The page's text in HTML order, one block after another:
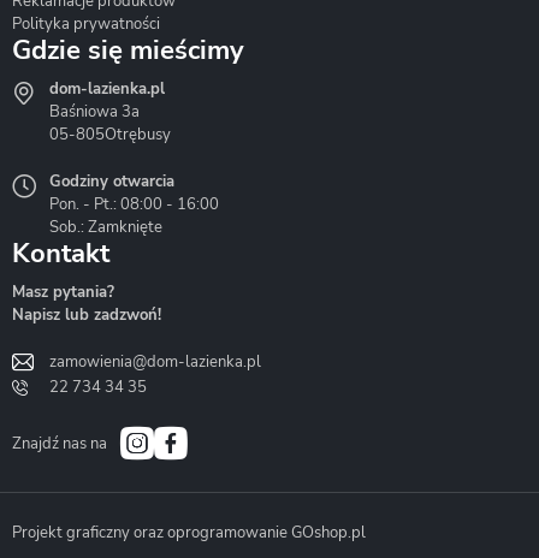
Hydrostop
Liveno
Bath&Spa
Polityka prywatności
Gdzie się mieścimy
dom-lazienka.pl
Baśniowa 3a
05-805Otrębusy
Godziny otwarcia
Pon. - Pt.: 08:00 - 16:00
Sob.: Zamknięte
Kontakt
Masz pytania?
Napisz lub zadzwoń!
zamowienia@dom-lazienka.pl
22 734 34 35
Znajdź nas na
Projekt graficzny oraz oprogramowanie GOshop.pl